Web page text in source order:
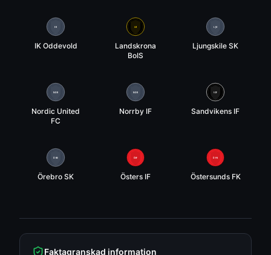
IK
IK Oddevold
LB
Landskrona
BoIS
LJU
Ljungskile SK
NOR
Nordic United
FC
NOR
Norrby IF
SIF
Sandvikens IF
ÖRE
Örebro SK
ÖIF
Östers IF
ÖFK
Östersunds FK
Faktagranskad information